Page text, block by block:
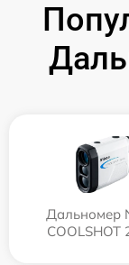
Дальномер
COOLSHOT